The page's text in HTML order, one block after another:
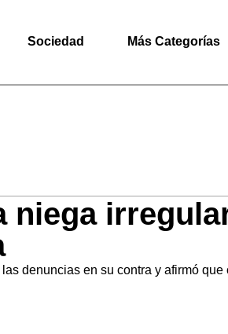
Sociedad Más Categorías
niega
denuncias en su contra y afirmó